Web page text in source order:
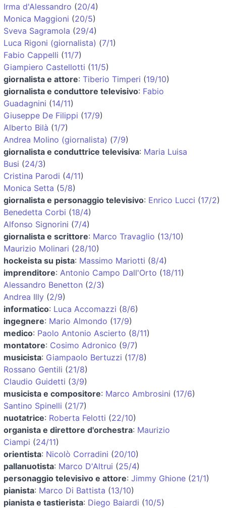
Irma d'Alessandro (20/4)
Monica Maggioni (20/5)
Sveva Sagramola (29/4)
Luca Rigoni (giornalista) (7/1)
Fabio Cappelli (11/7)
Giampiero Castellotti (11/5)
giornalista e attore: Tiberio Timperi (19/10)
giornalista e conduttore televisivo: Fabio
Guadagnini (14/11)
Giuseppe De Filippi (17/9)
Alberto Bilà (1/7)
Andrea Molino (giornalista) (7/9)
giornalista e conduttrice televisiva: Maria Luisa
Busi (24/3)
Cristina Parodi (4/11)
Monica Setta (5/8)
giornalista e personaggio televisivo: Enrico Lucci (17/2)
Benedetta Corbi (18/4)
Alfonso Signorini (7/4)
giornalista e scrittore: Marco Travaglio (13/10)
Maurizio Molinari (28/10)
hockeista su pista: Massimo Mariotti (8/4)
imprenditore: Antonio Campo Dall'Orto (18/11)
Alessandro Benetton (2/3)
Andrea Illy (2/9)
informatico: Luca Accomazzi (8/6)
ingegnere: Mario Almondo (17/9)
medico: Paolo Antonio Ascierto (8/11)
montatore: Cosimo Adronico (9/7)
musicista: Giampaolo Bertuzzi (17/8)
Rossano Gentili (21/8)
Claudio Guidetti (3/9)
musicista e compositore: Marco Ambrosini (17/6)
Santino Spinelli (21/7)
nuotatrice: Roberta Felotti (22/10)
organista e direttore d'orchestra: Maurizio
Ciampi (24/11)
orientista: Nicolò Corradini (20/10)
pallanuotista: Marco D'Altrui (25/4)
personaggio televisivo e attore: Jimmy Ghione (21/1)
pianista: Marco Di Battista (13/10)
pianista e tastierista: Diego Baiardi (10/5)